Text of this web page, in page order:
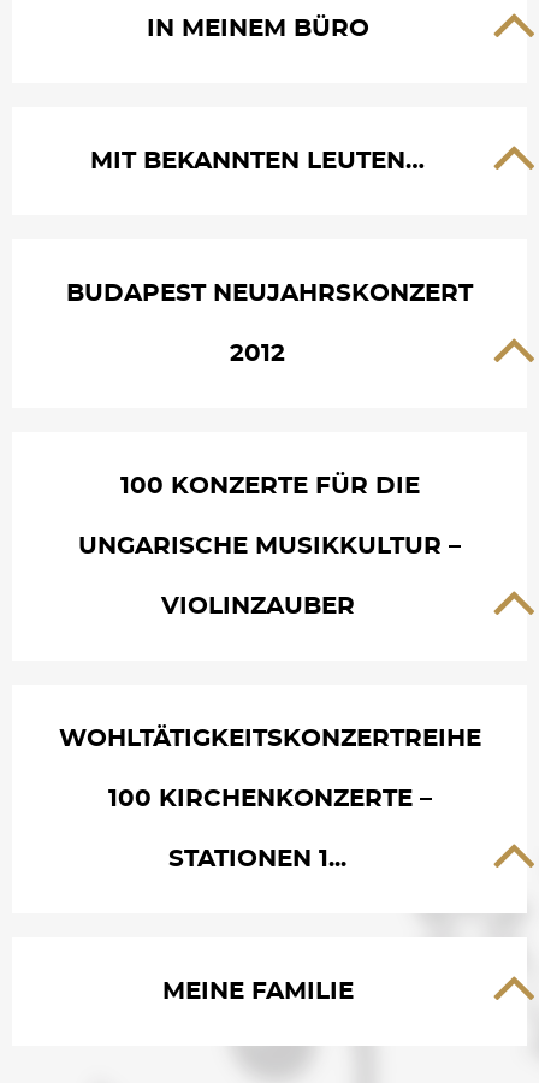
IN MEINEM BÜRO
MIT BEKANNTEN LEUTEN…
BUDAPEST NEUJAHRSKONZERT
2012
100 KONZERTE FÜR DIE
UNGARISCHE MUSIKKULTUR –
VIOLINZAUBER
WOHLTÄTIGKEITSKONZERTREIHE
100 KIRCHENKONZERTE –
STATIONEN 1...
MEINE FAMILIE